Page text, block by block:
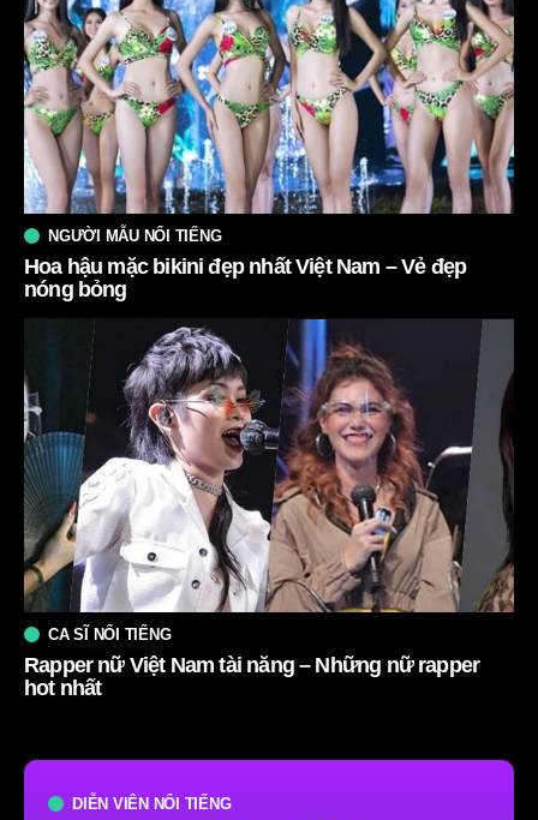
DIỄN VIÊN NỔI TIẾNG
NGƯỜI MẪU NỔI TIẾNG
Hoa hậu mặc bikini đẹp nhất Việt Nam – Vẻ đẹp
nóng bỏng
CA SĨ NỔI TIẾNG
Rapper nữ Việt Nam tài năng – Những nữ rapper
hot nhất